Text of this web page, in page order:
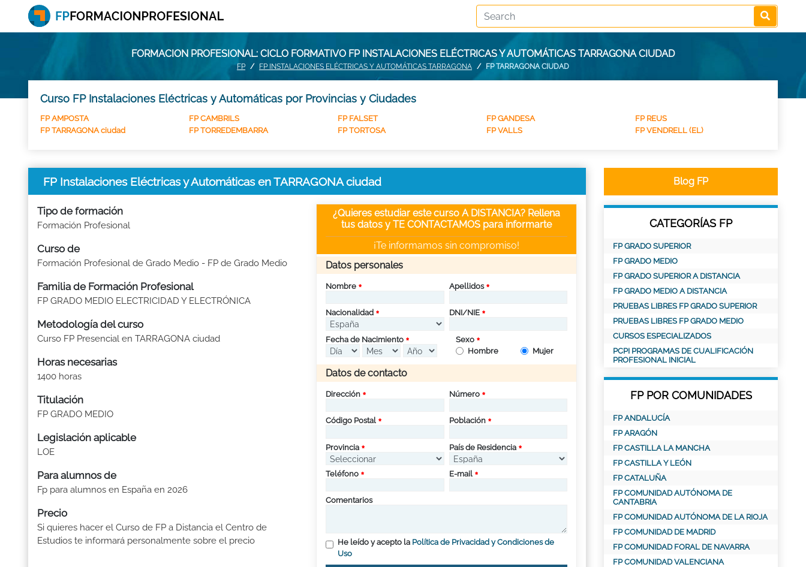
FORMACION PROFESIONAL: CICLO FORMATIVO FP INSTALACIONES ELÉCTRICAS Y AUTOMÁTICAS TARRAGONA CIUDAD
FP FP INSTALACIONES ELÉCTRICAS Y AUTOMÁTICAS TARRAGONA FP TARRAGONA CIUDAD
Curso FP Instalaciones Eléctricas y Automáticas por Provincias y Ciudades
FP AMPOSTA FP CAMBRILS FP FALSET FP GANDESA
FP REUS
FP TARRAGONA ciudad
FP TORREDEMBARRA FP TORTOSA FP VALLS FP VENDRELL (EL)
FP Instalaciones Eléctricas y Automáticas en TARRAGONA ciudad
Tipo de formación
Formación Profesional
Curso de
Formación Profesional de Grado Medio - FP de Grado Medio
Familia de Formación Profesional
FP GRADO MEDIO ELECTRICIDAD Y ELECTRÓNICA
Metodología del curso
Curso FP Presencial en TARRAGONA ciudad
Horas necesarias
1400 horas
Titulación
FP GRADO MEDIO
Legislación aplicable
LOE
Para alumnos de
Fp para alumnos en España en 2026
Precio
Si quieres hacer el Curso de FP a Distancia el Centro de
Estudios te informará personalmente sobre el precio
¿Quieres estudiar este curso A DISTANCIA? Rellena
tus datos y TE CONTACTAMOS para informarte
¡Te informamos sin compromiso!
Datos personales
Nombre Apellidos
Nacionalidad DNI/NIE
Fecha de Nacimiento
Sexo
Hombre
Mujer
Datos de contacto
Dirección Número
Código Postal Población
Provincia País de Residencia
Teléfono E-mail
Comentarios
He leído y acepto la Política de Privacidad y Condiciones de
Uso
Blog FP
CATEGORÍAS FP
FP GRADO SUPERIOR
FP GRADO MEDIO
FP GRADO SUPERIOR A DISTANCIA
FP GRADO MEDIO A DISTANCIA
PRUEBAS LIBRES FP GRADO SUPERIOR
PRUEBAS LIBRES FP GRADO MEDIO
CURSOS ESPECIALIZADOS
PCPI PROGRAMAS DE CUALIFICACIÓN
PROFESIONAL INICIAL
FP POR COMUNIDADES
FP ANDALUCÍA
FP ARAGÓN
FP CASTILLA LA MANCHA
FP CASTILLA Y LEÓN
FP CATALUÑA
FP COMUNIDAD AUTÓNOMA DE
CANTABRIA
FP COMUNIDAD AUTÓNOMA DE LA RIOJA
FP COMUNIDAD DE MADRID
FP COMUNIDAD FORAL DE NAVARRA
FP COMUNIDAD VALENCIANA